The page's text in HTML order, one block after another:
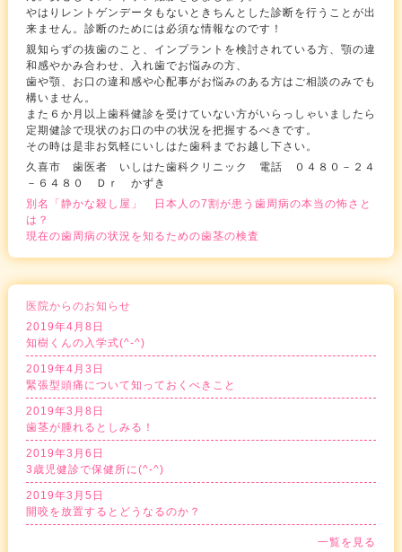
やはりレントゲンデータもないときちんとした診断を行うことが出
来ません。診断のためには必須な情報なのです！
親知らずの抜歯のこと、インプラントを検討されている方、顎の違
和感やかみ合わせ、入れ歯でお悩みの方、
歯や顎、お口の違和感や心配事がお悩みのある方はご相談のみでも
構いません。
また６か月以上歯科健診を受けていない方がいらっしゃいましたら
定期健診で現状のお口の中の状況を把握するべきです。
その時は是非お気軽にいしはた歯科までお越し下さい。
久喜市 歯医者 いしはた歯科クリニック 電話 ０４８０－２４
－６４８０ Ｄｒ かずき
別名「静かな殺し屋」 日本人の7割が患う歯周病の本当の怖さと
は？
現在の歯周病の状況を知るための歯茎の検査
医院からのお知らせ
2019年4月8日
知樹くんの入学式(^-^)
2019年4月3日
緊張型頭痛について知っておくべきこと
2019年3月8日
歯茎が腫れるとしみる！
2019年3月6日
3歳児健診で保健所に(^-^)
2019年3月5日
開咬を放置するとどうなるのか？
一覧を見る